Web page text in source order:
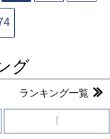
グ
ランキング一覧
f